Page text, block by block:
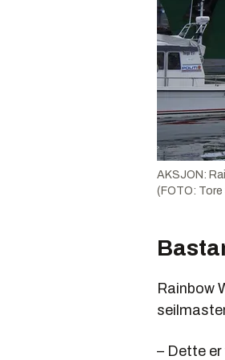
AKSJON:
(FOTO:
Rainbow
– Dette er